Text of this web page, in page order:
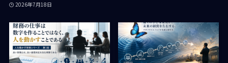
2026年7月18日